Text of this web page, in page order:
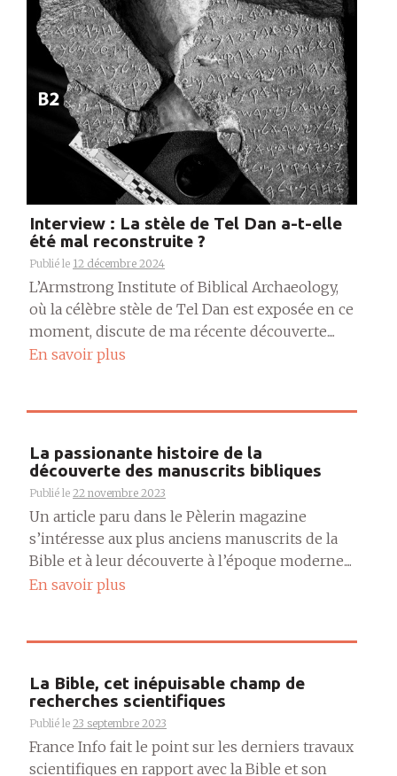
Interview : La stèle de Tel Dan a-t-elle
été mal reconstruite ?
Publié le 12 décembre 2024
L’Armstrong Institute of Biblical Archaeology,
où la célèbre stèle de Tel Dan est exposée en ce
moment, discute de ma récente découverte....
En savoir plus
La passionante histoire de la
découverte des manuscrits bibliques
Publié le 22 novembre 2023
Un article paru dans le Pèlerin magazine
s’intéresse aux plus anciens manuscrits de la
Bible et à leur découverte à l’époque moderne....
En savoir plus
La Bible, cet inépuisable champ de
recherches scientifiques
Publié le 23 septembre 2023
France Info fait le point sur les derniers travaux
scientifiques en rapport avec la Bible et son